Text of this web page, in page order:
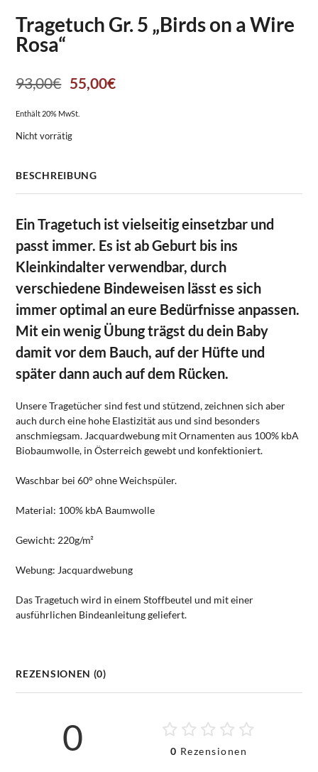
Tragetuch Gr. 5 „Birds on a Wire
Rosa“
93,00€ Ursprünglicher
55,00€Aktueller
Enthält 20% MwSt.
Nicht vorrätig
BESCHREIBUNG
Ein Tragetuch ist vielseitig einsetzbar und
passt immer. Es ist ab Geburt bis ins
Kleinkindalter verwendbar, durch
verschiedene Bindeweisen lässt es sich
immer optimal an eure Bedürfnisse anpassen.
Mit ein wenig Übung trägst du dein Baby
damit vor dem Bauch, auf der Hüfte und
später dann auch auf dem Rücken.
Unsere Tragetücher sind fest und stützend, zeichnen sich aber
auch durch eine hohe Elastizität aus und sind besonders
anschmiegsam. Jacquardwebung mit Ornamenten aus 100% kbA
Biobaumwolle, in Österreich gewebt und konfektioniert.
Waschbar bei 60° ohne Weichspüler.
Material: 100% kbA Baumwolle
Gewicht: 220g/m²
Webung: Jacquardwebung
Das Tragetuch wird in einem Stoffbeutel und mit einer
ausführlichen Bindeanleitung geliefert.
REZENSIONEN (0)
0 0 Rezensionen